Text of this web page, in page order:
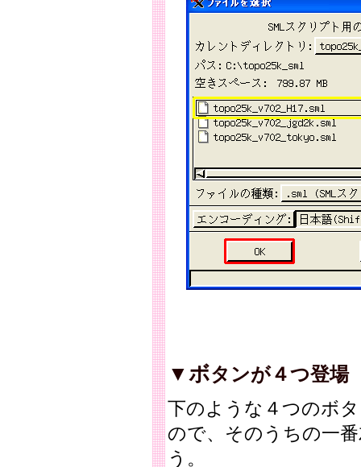
▼ボタンが４つ登場
下のような４つのボ
ので、そのうちの一
う。